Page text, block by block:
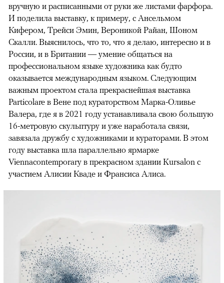
вручную и расписанными от руки же листами фарфора.
И поделила выставку, к примеру, с Ансельмом
Кифером, Трейси Эмин, Вероникой Райан, Шоном
Скалли. Выяснилось, что то, что я делаю, интересно и в
России, и в Британии — умение общаться на
профессиональном языке художника как будто
оказывается международным языком. Следующим
важным проектом стала прекраснейшая выставка
Particolare в Вене под кураторством Марка-Оливье
Валера, где я в 2021 году устанавливала свою большую
16-метровую скульптуру и уже наработала связи,
завязала дружбу с художниками и кураторами. В этом
году выставка шла параллельно ярмарке
Viennacontemporary в прекрасном здании Kursalon с
участием Алисии Кваде и Франсиса Алиса.